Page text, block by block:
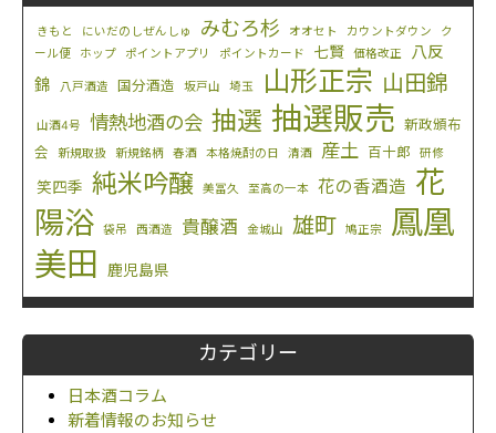
きもと にいだのしぜんしゅ みむろ杉 オオセト カウントダウン
ク
ール便
ホップ ポイントアプリ ポイントカード 七賢 価格改正
八反
錦
八戸酒造 国分酒造 坂戸山 埼玉 山形正宗 山田錦
山酒4号 情熱地酒の会 抽選 抽選販売 新政頒布
会
新規取扱 新規銘柄 春酒 本格焼酎の日 清酒 産土 百十郎 研修
笑四季 純米吟醸 美冨久 至高の一本 花の香酒造 花
陽浴
袋吊 西酒造 貴醸酒 金城山 雄町 鳩正宗
鳳凰
美田
鹿児島県
カテゴリー
日本酒コラム
新着情報のお知らせ